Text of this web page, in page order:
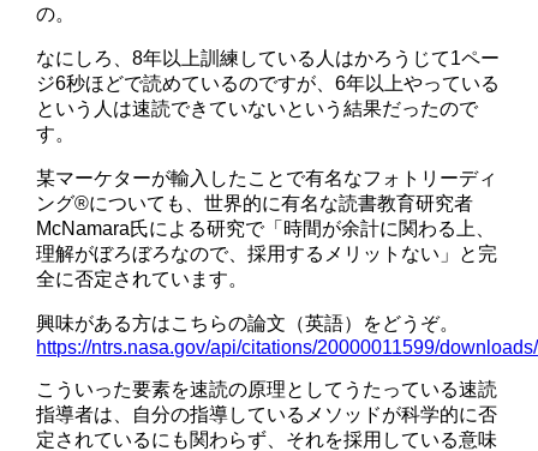
の。
なにしろ、8年以上訓練している人はかろうじて1ペー
ジ6秒ほどで読めているのですが、6年以上やっている
という人は速読できていないという結果だったので
す。
某マーケターが輸入したことで有名なフォトリーディ
ング®についても、世界的に有名な読書教育研究者
McNamara氏による研究で「時間が余計に関わる上、
理解がぼろぼろなので、採用するメリットない」と完
全に否定されています。
興味がある方はこちらの論文（英語）をどうぞ。
https://ntrs.nasa.gov/api/citations/20000011599/
こういった要素を速読の原理としてうたっている速読
指導者は、自分の指導しているメソッドが科学的に否
定されているにも関わらず、それを採用している意味